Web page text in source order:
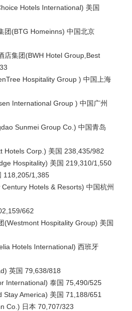
Hotels International) 美国
团(BTG Homeinns) 中国北京
店集团(BWH Hotel Group,Best
Hospitality Group ) 中国上海
International Group ) 中国广州
Sunmei Group Co.) 中国青岛
Hotels Corp.) 美国 238,435/982
Hospitality) 美国 219,310/1,550
118,205/1,385
Hotels & Resorts) 中国杭州
662
(Westmont Hospitality Group) 美国
Hotels International) 西班牙
英国 79,638/818
International) 泰国 75,490/525
Stay America) 美国 71,188/651
Co.) 日本 70,707/323